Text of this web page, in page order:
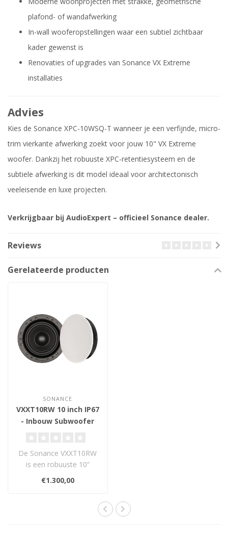
plafond- of wandafwerking
In-wall wooferopstellingen waar een subtiel zichtbaar
kader gewenst is
Renovaties of upgrades van Sonance VX Extreme
installaties
Advies
Kies de Sonance XPC-10WSQ-T wanneer je een verfijnde, micro-
trim vierkante afwerking zoekt voor jouw 10" VX Extreme
woofer. Dankzij het robuuste XPC-retentiesysteem en de
subtiele afwerking is dit model ideaal voor architectonisch
veeleisende en luxe projecten.
Verkrijgbaar bij AudioExpert – officieel Sonance dealer.
Reviews
Gerelateerde producten
SONANCE
VXXT10RW 10 inch IP67
- Inbouw Subwoofer
De Sonance VXXT10RW
is een robuuste 10”
ronde architecturale
subwoofer met IP6..
€1.300,00